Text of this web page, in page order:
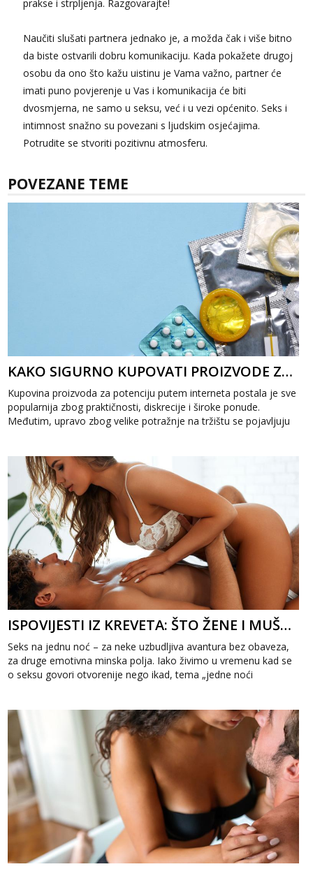
prakse i strpljenja. Razgovarajte!
Naučiti slušati partnera jednako je, a možda čak i više bitno
da biste ostvarili dobru komunikaciju. Kada pokažete drugoj
osobu da ono što kažu uistinu je Vama važno, partner će
imati puno povjerenje u Vas i komunikacija će biti
dvosmjerna, ne samo u seksu, već i u vezi općenito. Seks i
intimnost snažno su povezani s ljudskim osjećajima.
Potrudite se stvoriti pozitivnu atmosferu.
POVEZANE TEME
KAKO SIGURNO KUPOVATI PROIZVODE ZA POTENCIJU ONLINE?
Kupovina proizvoda za potenciju putem interneta postala je sve
popularnija zbog praktičnosti, diskrecije i široke ponude.
Međutim, upravo zbog velike potražnje na tržištu se pojavljuju
ISPOVIJESTI IZ KREVETA: ŠTO ŽENE I MUŠKARCI STVARNO MISLE O SEKSU NA JEDNU NOĆ
Seks na jednu noć – za neke uzbudljiva avantura bez obaveza,
za druge emotivna minska polja. Iako živimo u vremenu kad se
o seksu govori otvorenije nego ikad, tema „jedne noći